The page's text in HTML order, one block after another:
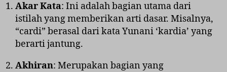
Akar Kata: Ini adalah bagian utama dari
istilah yang memberikan arti dasar. Misalnya,
“cardi” berasal dari kata Yunani ‘kardia’ yang
berarti jantung.
Akhiran: Merupakan bagian yang